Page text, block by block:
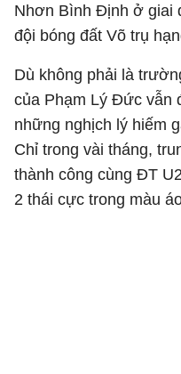
Nhơn Bình Định ở giai
đội bóng đất Võ trụ
Dù không phải là
của Phạm Lý Đức vẫn
những nghịch lý hiếm
Chỉ trong vài tháng,
thành công cùng ĐT
2 thái cực trong màu